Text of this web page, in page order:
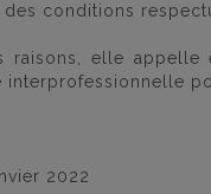
des conditions
raisons, elle
2022